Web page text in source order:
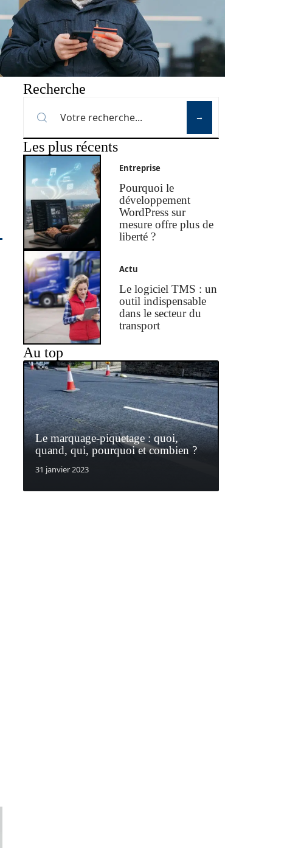
Recherche
Les plus récents
Entreprise
Pourquoi le
développement
WordPress sur
mesure offre plus de
liberté ?
Actu
Le logiciel TMS : un
outil indispensable
dans le secteur du
transport
Au top
Le marquage-piquetage : quoi,
quand, qui, pourquoi et combien ?
31 janvier 2023